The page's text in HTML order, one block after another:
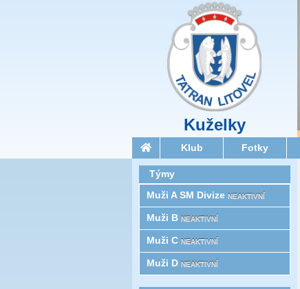
Kuželky
Klub Fotky
Týmy
Muži A SM Divize NEAKTIVNÍ
Muži B NEAKTIVNÍ
Muži C NEAKTIVNÍ
Muži D NEAKTIVNÍ